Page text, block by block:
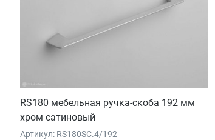
RS180 мебельная ручка-скоба 192 мм
хром сатиновый
Артикул: RS180SC.4/192